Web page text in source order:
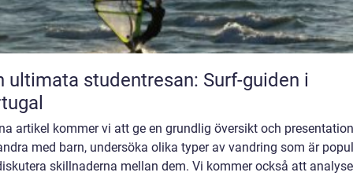
ultimata studentresan: Surf-guiden i
artikel kommer vi att ge en grundlig översikt och
med barn, undersöka olika typer av vandring som är
skillnaderna mellan dem. Vi kommer också att